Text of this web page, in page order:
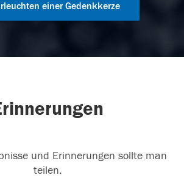
einer Gedenkkerze
und Erinnerungen sollte man
teilen.